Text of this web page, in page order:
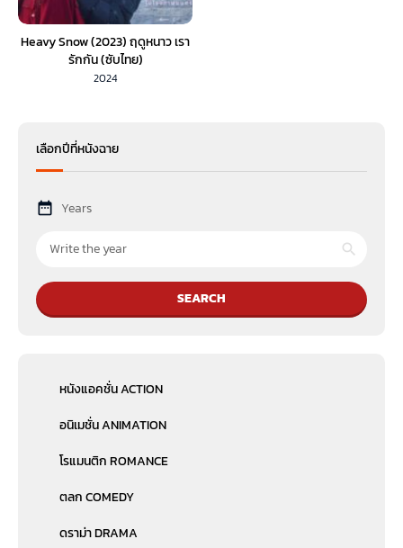
Heavy Snow (2023) ฤดูหนาว เรา
รักกัน (ซับไทย)
2024
เลือกปีที่หนังฉาย
Years
SEARCH
หนังแอคชั่น ACTION
อนิเมชั่น ANIMATION
โรแมนติก ROMANCE
ตลก COMEDY
ดราม่า DRAMA